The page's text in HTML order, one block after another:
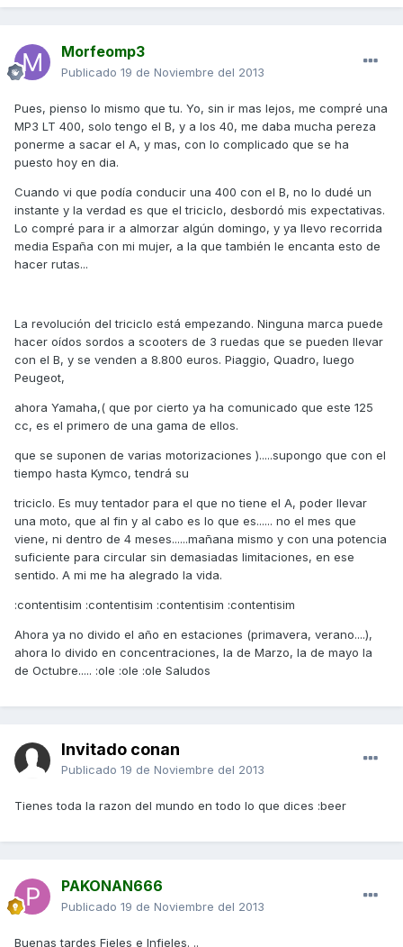
Morfeomp3
Publicado 19 de Noviembre del 2013
Pues, pienso lo mismo que tu. Yo, sin ir mas lejos, me compré una
MP3 LT 400, solo tengo el B, y a los 40, me daba mucha pereza
ponerme a sacar el A, y mas, con lo complicado que se ha
puesto hoy en dia.
Cuando vi que podía conducir una 400 con el B, no lo dudé un
instante y la verdad es que el triciclo, desbordó mis expectativas.
Lo compré para ir a almorzar algún domingo, y ya llevo recorrida
media España con mi mujer, a la que también le encanta esto de
hacer rutas...
La revolución del triciclo está empezando. Ninguna marca puede
hacer oídos sordos a scooters de 3 ruedas que se pueden llevar
con el B, y se venden a 8.800 euros. Piaggio, Quadro, luego
Peugeot,
ahora Yamaha,( que por cierto ya ha comunicado que este 125
cc, es el primero de una gama de ellos.
que se suponen de varias motorizaciones ).....supongo que con el
tiempo hasta Kymco, tendrá su
triciclo. Es muy tentador para el que no tiene el A, poder llevar
una moto, que al fin y al cabo es lo que es...... no el mes que
viene, ni dentro de 4 meses......mañana mismo y con una potencia
suficiente para circular sin demasiadas limitaciones, en ese
sentido. A mi me ha alegrado la vida.
:contentisim :contentisim :contentisim :contentisim
Ahora ya no divido el año en estaciones (primavera, verano....),
ahora lo divido en concentraciones, la de Marzo, la de mayo la
de Octubre..... :ole :ole :ole Saludos
Invitado conan
Publicado 19 de Noviembre del 2013
Tienes toda la razon del mundo en todo lo que dices :beer
PAKONAN666
Publicado 19 de Noviembre del 2013
Buenas tardes Fieles e Infieles. ..